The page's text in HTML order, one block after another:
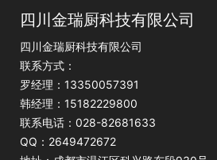
四川金瑞厨科技有限公司
四川金瑞厨科技有限公司
联系方式：
罗经理：13350057391
韩经理：15182229800
联系电话：028-82681633
QQ：2649472672